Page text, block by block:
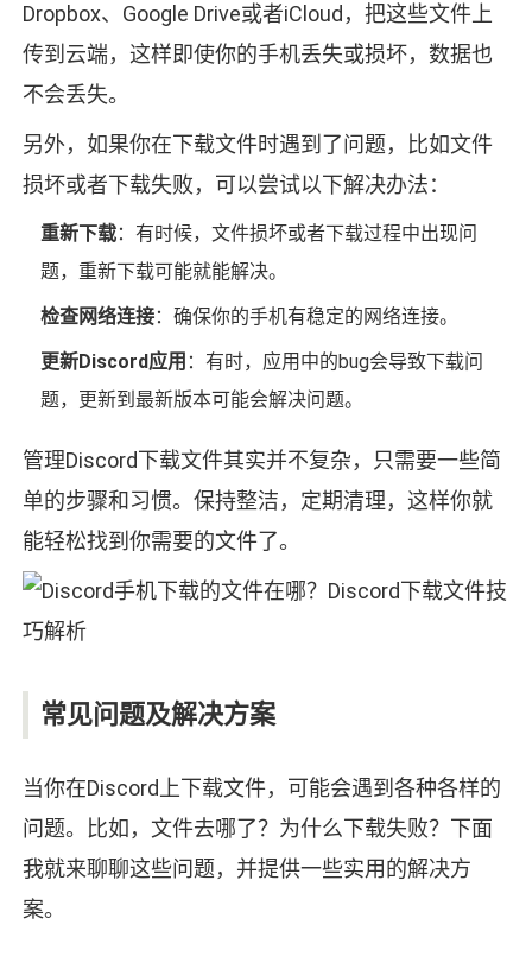
Dropbox、Google Drive或者iCloud，把这些文件上
传到云端，这样即使你的手机丢失或损坏，数据也
不会丢失。
另外，如果你在下载文件时遇到了问题，比如文件
损坏或者下载失败，可以尝试以下解决办法：
重新下载：有时候，文件损坏或者下载过程中出现问
题，重新下载可能就能解决。
检查网络连接：确保你的手机有稳定的网络连接。
更新Discord应用 ：有时，应用中的bug会导致下载问
题，更新到最新版本可能会解决问题。
管理Discord下载文件其实并不复杂，只需要一些简
单的步骤和习惯。保持整洁，定期清理，这样你就
能轻松找到你需要的文件了。
常见问题及解决方案
当你在Discord上下载文件，可能会遇到各种各样的
问题。比如，文件去哪了？为什么下载失败？下面
我就来聊聊这些问题，并提供一些实用的解决方
案。